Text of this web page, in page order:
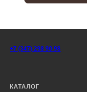
+7 (347) 298 90 98
КАТАЛОГ